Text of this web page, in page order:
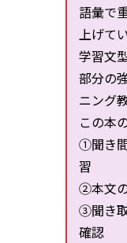
語彙で
上げて
学習文
部分の
ニング
この本
①聞き
習
②本文
③聞き
確認